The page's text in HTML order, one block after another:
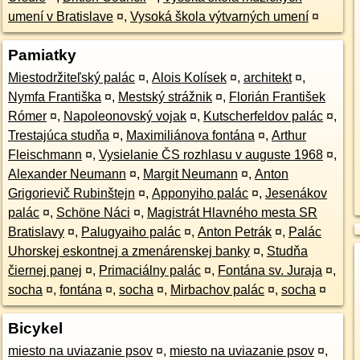
umení v Bratislave ¤, Vysoká škola výtvarných umení ¤
Pamiatky
Miestodržiteľský palác ¤, Alois Kolísek ¤, architekt ¤,
Nymfa Františka ¤, Mestský strážnik ¤, Florián František
Rómer ¤, Napoleonovský vojak ¤, Kutscherfeldov palác ¤,
Trestajúca studňa ¤, Maximiliánova fontána ¤, Arthur
Fleischmann ¤, Vysielanie ČS rozhlasu v auguste 1968 ¤,
Alexander Neumann ¤, Margit Neumann ¤, Anton
Grigorievič Rubinštejn ¤, Apponyiho palác ¤, Jesenákov
palác ¤, Schöne Náci ¤, Magistrát Hlavného mesta SR
Bratislavy ¤, Palugyaiho palác ¤, Anton Petrák ¤, Palác
Uhorskej eskontnej a zmenárenskej banky ¤, Studňa
čiernej panej ¤, Primaciálny palác ¤, Fontána sv. Juraja ¤,
socha ¤, fontána ¤, socha ¤, Mirbachov palác ¤, socha ¤
Bicykel
miesto na uviazanie psov ¤, miesto na uviazanie psov ¤,